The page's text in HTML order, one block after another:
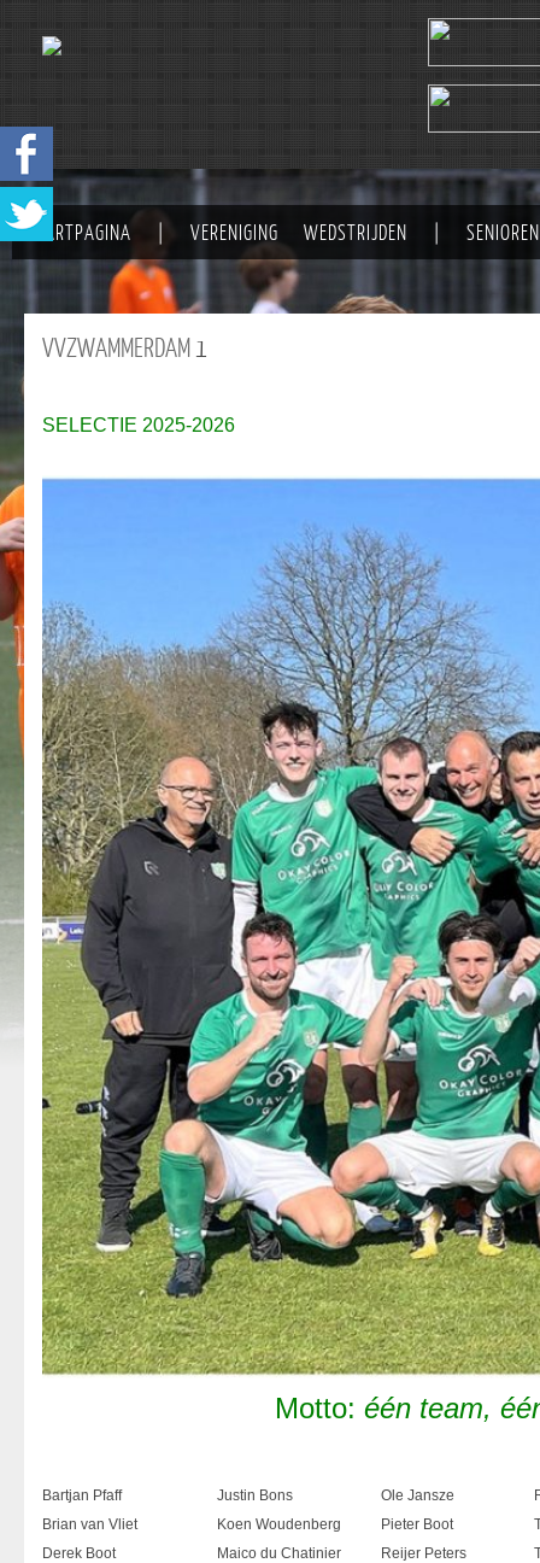
STARTPAGINA VERENIGING WEDSTRIJDEN SENIOREN
VVZWAMMERDAM1
SELECTIE 2025-2026
Motto: één team,
Bartjan Pfaff Justin Bons Ole Jansze
Brian van Vliet
Koen Woudenberg Pieter Boot
Derek Boot
Maico du Chatinier Reijer Peters